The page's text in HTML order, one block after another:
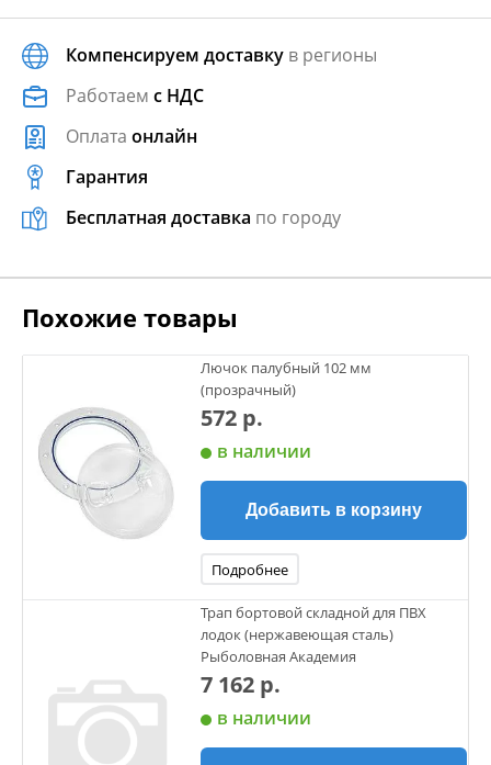
Компенсируем доставку в регионы
Работаем с НДС
Оплата онлайн
Гарантия
Бесплатная доставка по городу
Похожие товары
Лючок палубный 102 мм
(прозрачный)
572 р.
в наличии
Добавить в корзину
Подробнее
Трап бортовой складной для ПВХ
лодок (нержавеющая сталь)
Рыболовная Академия
7 162 р.
в наличии